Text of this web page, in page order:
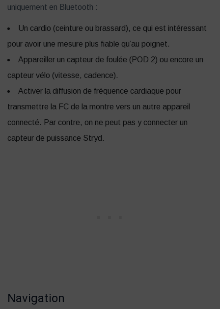
uniquement en Bluetooth :
Un cardio (ceinture ou brassard), ce qui est intéressant
pour avoir une mesure plus fiable qu’au poignet.
Appareiller un capteur de foulée (POD 2) ou encore un
capteur vélo (vitesse, cadence).
Activer la diffusion de fréquence cardiaque pour
transmettre la FC de la montre vers un autre appareil
connecté. Par contre, on ne peut pas y connecter un
capteur de puissance Stryd.
Navigation